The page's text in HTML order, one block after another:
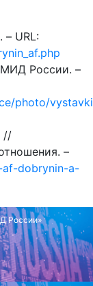
URL:
России. –
photo/
//
–
dobrynin-a-
России»